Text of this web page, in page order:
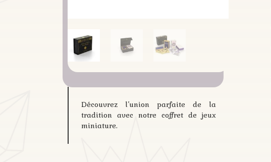
Découvrez l’union parfaite de la
tradition avec notre coffret de jeux
miniature.